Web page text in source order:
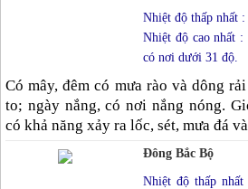
Nhiệt độ thấp nhất
Nhiệt độ cao nhất
có nơi dưới 31 độ.
Có mây, đêm có mưa rào và dông
to; ngày nắng, có nơi nắng nóng.
có khả năng xảy ra lốc, sét, mưa đá
Đông Bắc Bộ
Nhiệt độ thấp